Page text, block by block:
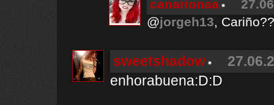
canarionaa
@jorgeh13,
sweetshadow
enhorabuena:D:D